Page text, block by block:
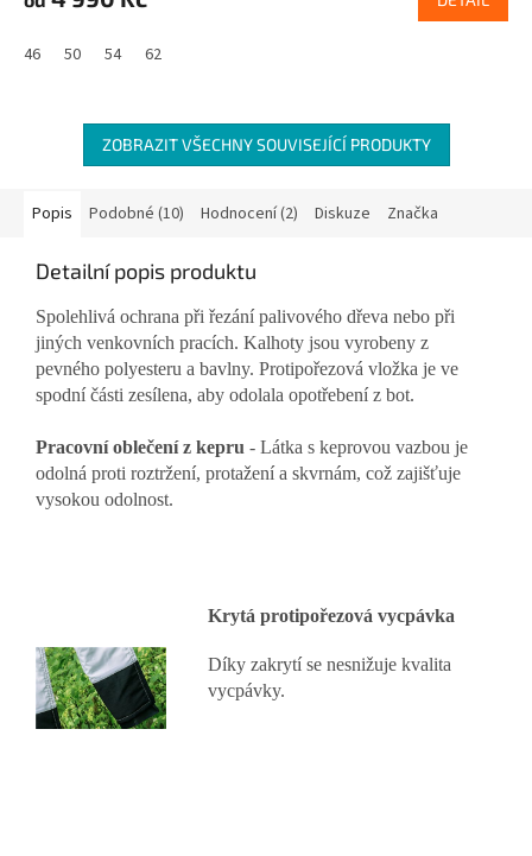
46 50 54 62
ZOBRAZIT VŠECHNY SOUVISEJÍCÍ PRODUKTY
Popis Podobné (10) Hodnocení (2) Diskuze Značka
Detailní popis produktu
Spolehlivá ochrana při řezání palivového dřeva nebo při
jiných venkovních pracích. Kalhoty jsou vyrobeny z
pevného polyesteru a bavlny. Protipořezová vložka je ve
spodní části zesílena, aby odolala opotřebení z bot.
Pracovní oblečení z kepru - Látka s keprovou vazbou je
odolná proti roztržení, protažení a skvrnám, což zajišťuje
vysokou odolnost.
Krytá protipořezová vycpávka
Díky zakrytí se nesnižuje kvalita
vycpávky.